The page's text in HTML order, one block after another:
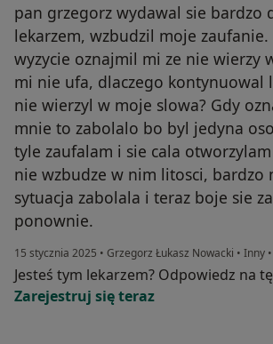
pan grzegorz wydawal sie bardzo
lekarzem, wzbudzil moje
wyzycie oznajmil mi ze nie wierzy
mi nie ufa, dlaczego kontynuowal
nie wierzyl w moje slowa? Gdy
mnie to zabolalo bo byl jedyna
tyle zaufalam i sie cala
nie wzbudze w nim litosci, bardzo
sytuacja zabolala i teraz boje sie
ponownie.
15 stycznia 2025 • Grzegorz Łukasz Nowacki • Inny •
Jesteś tym lekarzem? Odpowiedz na
Zarejestruj się teraz